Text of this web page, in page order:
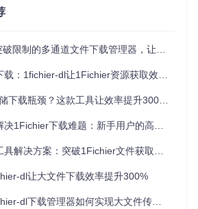
广告界面，显示强制等待倒计时与多弹
案。从多线程加速到智能广告过滤，每
片算法，将文件分割为1MB-10MB的可
的concurrent.futures模块管理线程
连接。这种技术如同将一条宽阔的道路
多通道文件下载管理器，让1Fichier资源获取效率倍增
1fichier-dl让1Fichier资源获取效率提升300%
载瓶颈？这款工具让效率提升300%的秘密
下载难题：新手用户的高效资源获取方案
决方案：突破1Fichier文件获取限制的技术实践
dl让大文件下载效率提升300%
下载管理器如何实现大文件传输效率提升300%